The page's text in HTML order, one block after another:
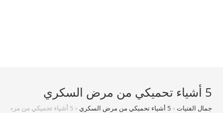
5 أشياء تحميكي من مرض السكري
جمال الفتيات»5 أشياء تحميكي من مرض السكري »5 أشياء تحميكي من مرض السكري